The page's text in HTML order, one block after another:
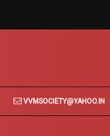
VVMSOCIETY@YAHOO.IN